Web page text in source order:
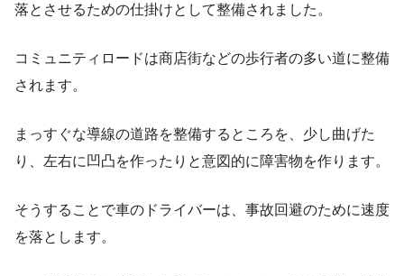
落とさせるための仕掛けとして整備されました。
コミュニティロードは商店街などの歩行者の多い道に整備
されます。
まっすぐな導線の道路を整備するところを、少し曲げた
り、左右に凹凸を作ったりと意図的に障害物を作ります。
そうすることで車のドライバーは、事故回避のために速度
を落とします。